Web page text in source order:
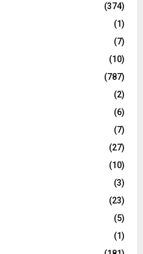
(374)
(1)
(7)
(10)
(787)
(2)
(6)
(7)
(27)
(10)
(3)
(23)
(5)
(1)